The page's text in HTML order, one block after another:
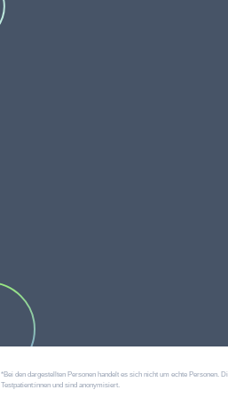
*Bei den dargestellten Personen handelt es sich nicht um echte Personen.
Testpatient:innen und sind anonymisiert.